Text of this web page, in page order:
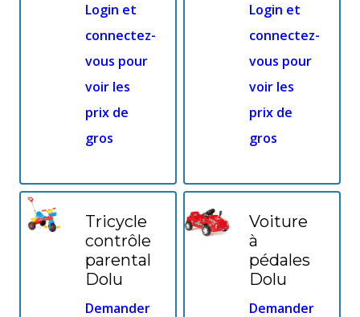
Login et
connectez-
vous pour
voir les
prix de
gros
Login et
connectez-
vous pour
voir les
prix de
gros
Tricycle
contrôle
parental
Dolu
Demander
Voiture
à
pédales
Dolu
Demander